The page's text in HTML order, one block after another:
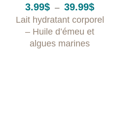
Note
sur
5
3.99$ – 39.99$Plage
prix :
3.99$
à
Lait hydratant corporel
– Huile d’émeu et
algues marines